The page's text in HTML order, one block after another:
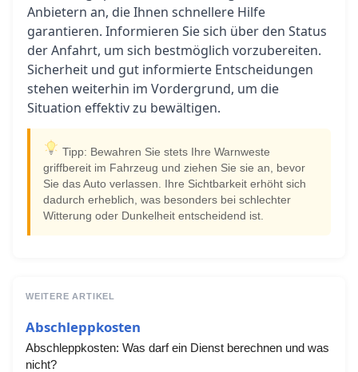
Anbietern an, die Ihnen schnellere Hilfe
garantieren. Informieren Sie sich über den Status
der Anfahrt, um sich bestmöglich vorzubereiten.
Sicherheit und gut informierte Entscheidungen
stehen weiterhin im Vordergrund, um die
Situation effektiv zu bewältigen.
Tipp: Bewahren Sie stets Ihre Warnweste
griffbereit im Fahrzeug und ziehen Sie sie an, bevor
Sie das Auto verlassen. Ihre Sichtbarkeit erhöht sich
dadurch erheblich, was besonders bei schlechter
Witterung oder Dunkelheit entscheidend ist.
WEITERE ARTIKEL
Abschleppkosten
Abschleppkosten: Was darf ein Dienst berechnen und was
nicht?